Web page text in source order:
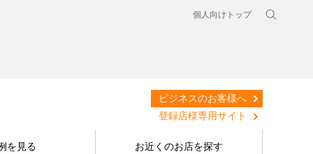
個人向けトップ
ビジネスのお客様へ
登録店様専用サイト
を見る お近くのお店を探す